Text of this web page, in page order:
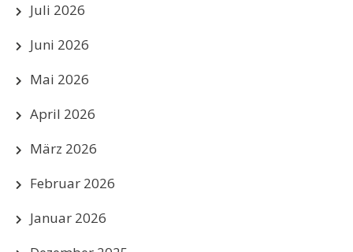
Juli 2026
Juni 2026
Mai 2026
April 2026
März 2026
Februar 2026
Januar 2026